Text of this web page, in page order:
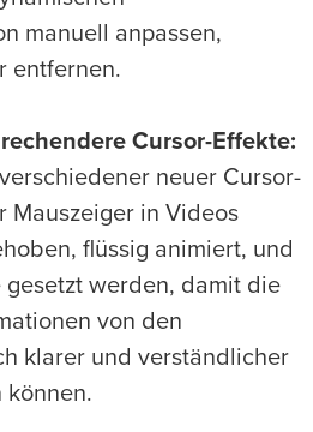
manuell anpassen,
entfernen.
Cursor-Effekte:
neuer Cursor-
Mauszeiger in Videos
flüssig animiert, und
gesetzt werden, damit die
von den
klarer und verständlicher
können.